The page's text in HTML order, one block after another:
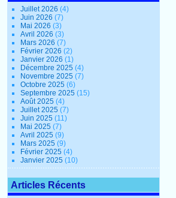
Juillet 2026(4)
Juin 2026(7)
Mai 2026(3)
Avril 2026(3)
Mars 2026(7)
Février 2026(2)
Janvier 2026(1)
Décembre 2025(4)
Novembre 2025(7)
Octobre 2025(6)
Septembre 2025(15)
Août 2025(4)
Juillet 2025(7)
Juin 2025(11)
Mai 2025(7)
Avril 2025(9)
Mars 2025(9)
Février 2025(4)
Janvier 2025(10)
Articles Récents